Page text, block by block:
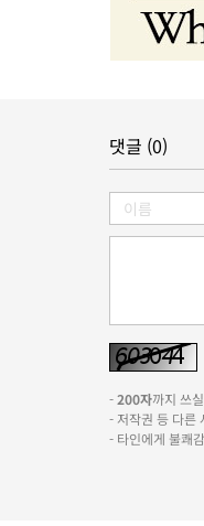
댓글 (0)
-200자까지 쓰
- 저작권 등 다른
- 타인에게 불쾌